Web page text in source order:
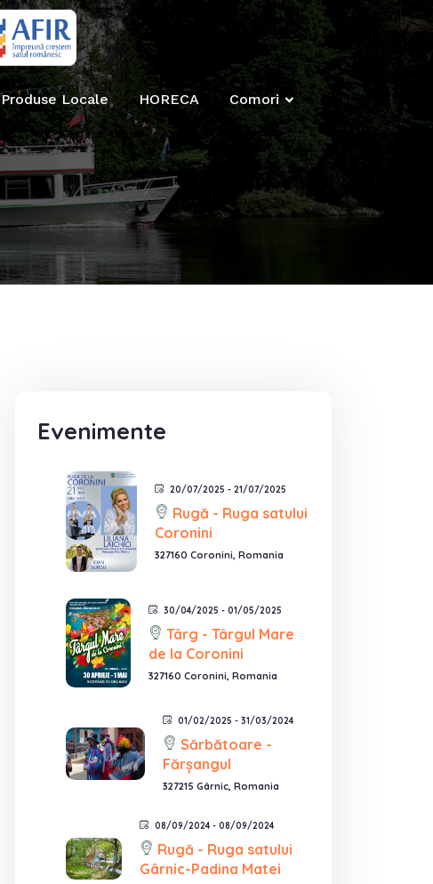
Produse Locale HORECA Comori
Evenimente
20/07/2025 - 21/07/2025
Rugă - Ruga satului
Coronini
327160 Coronini, Romania
30/04/2025 - 01/05/2025
Târg - Târgul Mare
de la Coronini
327160 Coronini, Romania
01/02/2025 - 31/03/2024
Sărbătoare -
Fărșangul
327215 Gârnic, Romania
08/09/2024 - 08/09/2024
Rugă - Ruga satului
Gârnic-Padina Matei